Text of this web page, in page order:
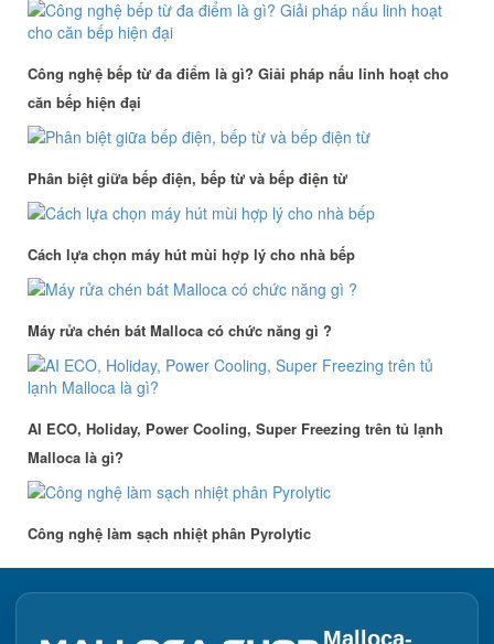
Công nghệ bếp từ đa điểm là gì? Giải pháp nấu linh hoạt cho
căn bếp hiện đại
Phân biệt giữa bếp điện, bếp từ và bếp điện từ
Cách lựa chọn máy hút mùi hợp lý cho nhà bếp
Máy rửa chén bát Malloca có chức năng gì ?
AI ECO, Holiday, Power Cooling, Super Freezing trên tủ lạnh
Malloca là gì?
Công nghệ làm sạch nhiệt phân Pyrolytic
Malloca-